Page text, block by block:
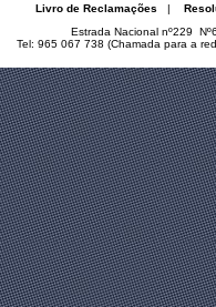
Livro de Reclamações |
Estrada Nacional nº229
Tel: 965 067 738 (Chamada para a